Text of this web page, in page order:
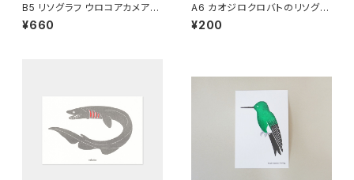
B5 リソグラフ ウロコアカメアリ
ドリ
¥660
A6 カオジロクロバトのリソグラ
フ
¥200